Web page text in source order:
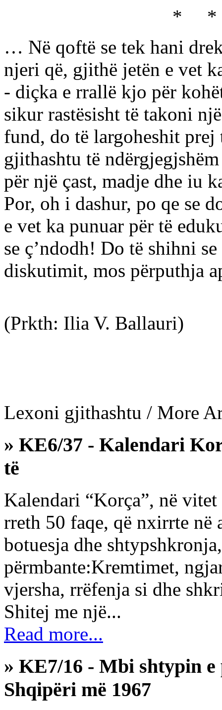
* *
… Në qoftë se tek hani
njeri që, gjithë jetën e vet
- diçka e rrallë kjo për
sikur rastësisht të takoni
fund, do të largoheshit prej
gjithashtu të
për një çast, madje dhe iu
Por, oh i dashur, po qe se
e vet ka punuar për të
se ç’ndodh! Do të shihni
diskutimit, mos përputhja
(Prkth: Ilia V. Ballauri)
Lexoni gjithashtu / More
» KE6/37 - Kalendari
të
Kalendari “Korça”, në
rreth 50 faqe, që nxirrte në
botuesja dhe
përmbante:Kremtimet,
vjersha, rrëfenja si dhe
Shitej me një...
Read more...
» KE7/16 - Mbi shtypin
Shqipëri më 1967